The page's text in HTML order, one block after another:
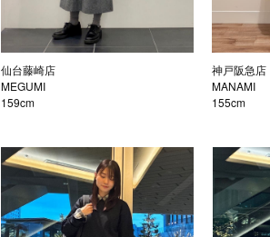
仙台藤崎店
MEGUMI
159cm
神戸阪急店
MANAMI
155cm